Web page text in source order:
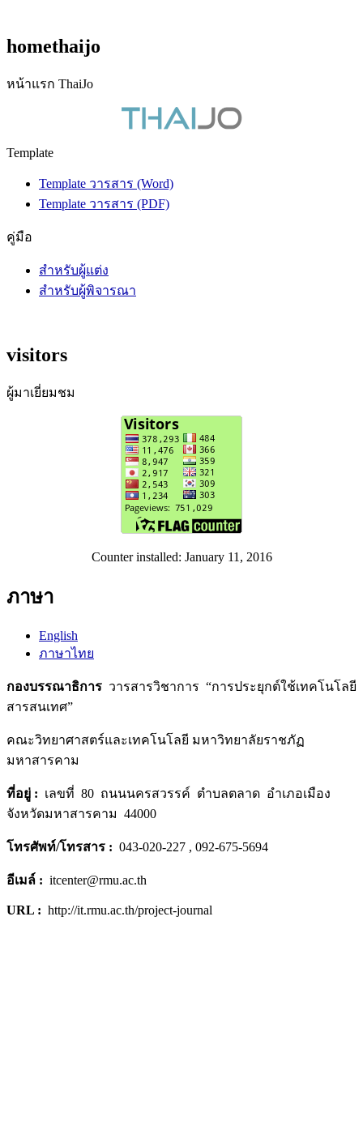
homethaijo
หน้าแรก ThaiJo
Template
Template วารสาร (Word)
Template วารสาร (PDF)
คู่มือ
สำหรับผู้แต่ง
สำหรับผู้พิจารณา
visitors
ผู้มาเยี่ยมชม
Counter installed: January 11, 2016
ภาษา
English
ภาษาไทย
กองบรรณาธิการ วารสารวิชาการ “การประยุกต์ใช้เทคโนโลยี
สารสนเทศ”
คณะวิทยาศาสตร์และเทคโนโลยี มหาวิทยาลัยราชภัฏ
มหาสารคาม
ที่อยู่ : เลขที่ 80 ถนนนครสวรรค์ ตำบลตลาด อำเภอเมือง
จังหวัดมหาสารคาม 44000
โทรศัพท์/โทรสาร : 043-020-227 , 092-675-5694
อีเมล์ : itcenter@rmu.ac.th
URL : http://it.rmu.ac.th/project-journal